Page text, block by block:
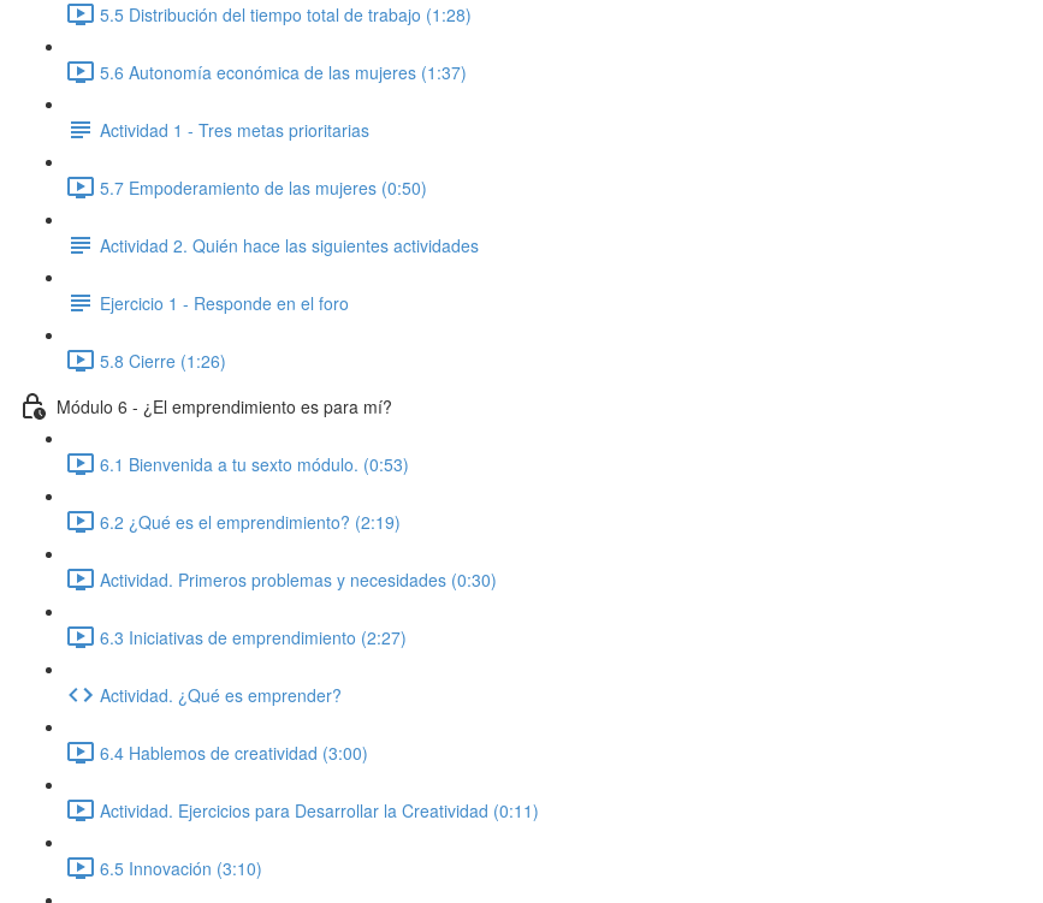
5.5 Distribución del tiempo total de trabajo (1:28)
5.6 Autonomía económica de las mujeres (1:37)
Actividad 1 - Tres metas prioritarias
5.7 Empoderamiento de las mujeres (0:50)
Actividad 2. Quién hace las siguientes actividades
Ejercicio 1 - Responde en el foro
5.8 Cierre (1:26)
Módulo 6 - ¿El emprendimiento es para mí?
6.1 Bienvenida a tu sexto módulo. (0:53)
6.2 ¿Qué es el emprendimiento? (2:19)
Actividad. Primeros problemas y necesidades (0:30)
6.3 Iniciativas de emprendimiento (2:27)
Actividad. ¿Qué es emprender?
6.4 Hablemos de creatividad (3:00)
Actividad. Ejercicios para Desarrollar la Creatividad (0:11)
6.5 Innovación (3:10)